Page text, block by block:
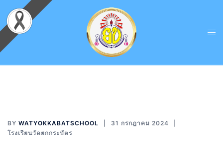
BY WATYOKKABATSCHOOL
31 กรกฎาคม 2024
โรงเรียนวัดยกกระบัตร